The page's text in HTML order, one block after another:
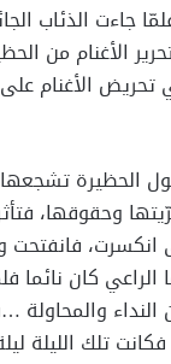
جاءت الذئاب
الأغنام من
الأغنام على
الحظيرة
وحقوقها،
فانفتحت
كان
والمحاولة
تلك الليلة